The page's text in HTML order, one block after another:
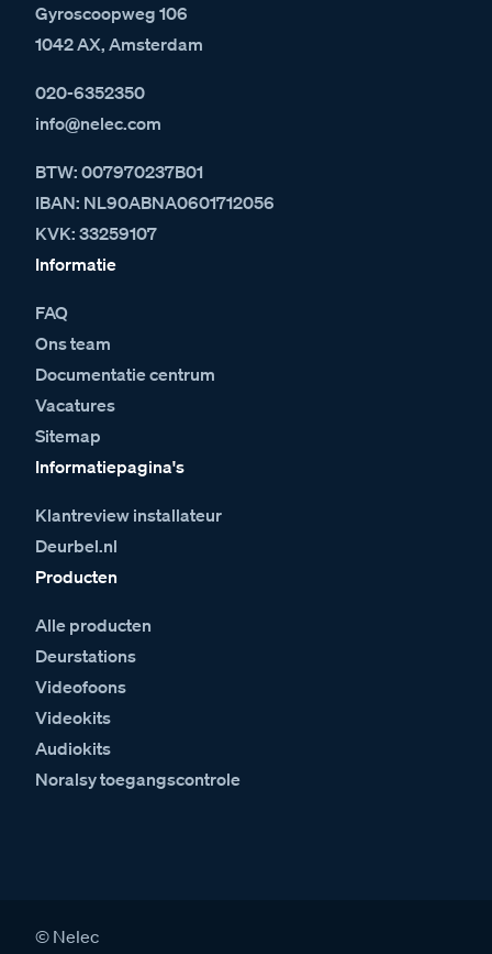
Gyroscoopweg 106
1042 AX, Amsterdam
020-6352350
info@nelec.com
BTW: 007970237B01
IBAN: NL90ABNA0601712056
KVK: 33259107
Informatie
FAQ
Ons team
Documentatie centrum
Vacatures
Sitemap
Informatiepagina's
Klantreview installateur
Deurbel.nl
Producten
Alle producten
Deurstations
Videofoons
Videokits
Audiokits
Noralsy toegangscontrole
© Nelec